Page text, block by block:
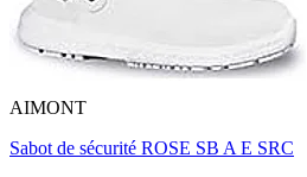
AIMONT
Sabot de sécurité ROSE SB A E SRC